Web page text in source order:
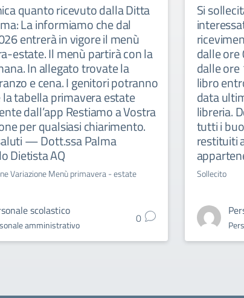
quanto ricevuto dalla Ditta
La informiamo che dal
entrerà in vigore il menù
estate. Il menù partirà con la
In allegato trovate la
e cena. I genitori potranno
tabella primavera estate
dall’app Restiamo a Vostra
per qualsiasi chiarimento.
— Dott.ssa Palma
Dietista AQ
Variazione Menù primavera - estate
scolastico
amministrativo 0
Si
dalle ore
dalle ore
libro
data
libreria.
tutti i
restituiti
Sollecito